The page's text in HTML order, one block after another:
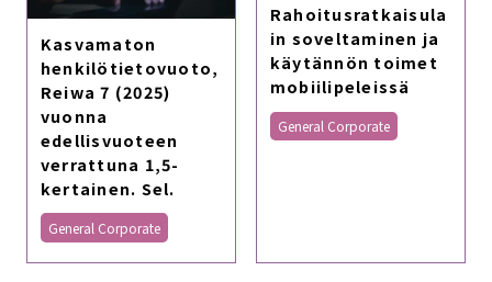
Kasvamaton
henkilötietovuoto,
Reiwa 7 (2025)
vuonna
edellisvuoteen
verrattuna 1,5-
kertainen. Sel.
General Corporate
Rahoitusratkaisula
in soveltaminen ja
käytännön toimet
mobiilipeleissä
General Corporate